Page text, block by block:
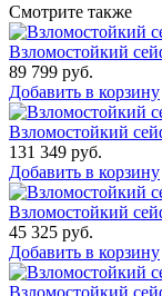
Смотрите также
Взломостойкий
89 799 руб.
Добавить в корзину
Взломостойкий
131 349 руб.
Добавить в корзину
Взломостойкий
45 325 руб.
Добавить в корзину
Взломостойкий